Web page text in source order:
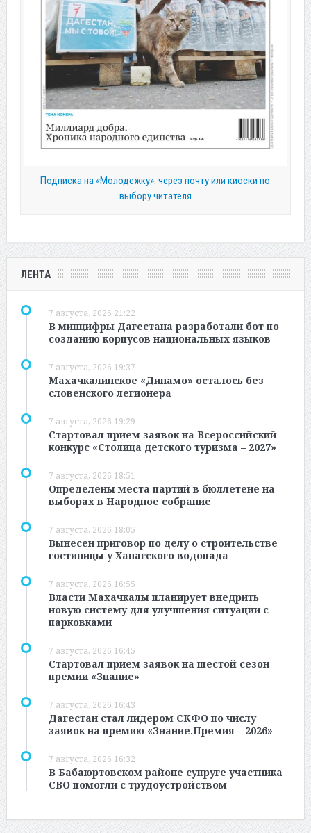
Подписка на «Молодежку»: через почту или киоски по
выбору читателя
ЛЕНТА
7 августа, 2026 21:22
В минцифры Дагестана разработали бот по
созданию корпусов национальных языков
7 августа, 2026 19:37
Махачкалинское «Динамо» осталось без
словенского легионера
7 августа, 2026 19:29
Стартовал прием заявок на Всероссийский
конкурс «Столица детского туризма – 2027»
7 августа, 2026 18:51
Определены места партий в бюллетене на
выборах в Народное собрание
7 августа, 2026 18:05
Вынесен приговор по делу о строительстве
гостиницы у Ханагского водопада
7 августа, 2026 16:55
Власти Махачкалы планирует внедрить
новую систему для улучшения ситуации с
парковками
7 августа, 2026 16:45
Стартовал прием заявок на шестой сезон
премии «Знание»
7 августа, 2026 16:43
Дагестан стал лидером СКФО по числу
заявок на премию «Знание.Премия – 2026»
7 августа, 2026 16:32
В Бабаюртовском районе супруге участника
СВО помогли с трудоустройством